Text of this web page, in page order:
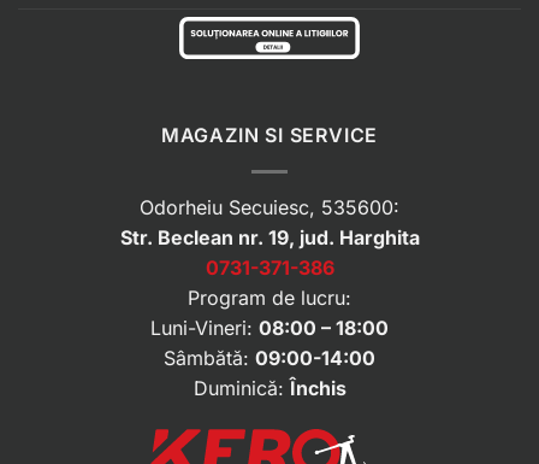
MAGAZIN SI SERVICE
Odorheiu Secuiesc, 535600:
Str. Beclean nr. 19, jud. Harghita
0731-371-386
Program de lucru:
Luni-Vineri: 08:00 – 18:00
Sâmbătă: 09:00-14:00
Duminică: Închis